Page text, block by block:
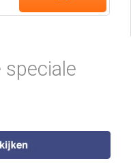
speciale